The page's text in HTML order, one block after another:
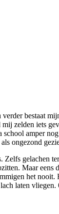
bestaat
zelden iets
amper
ongezond
gelachen
Maar
het
laten